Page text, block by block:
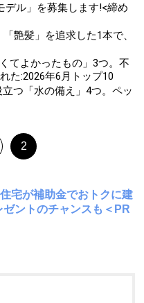
デル」を募集します!<締め
艶髪」を追求した1本で、
てよかったもの」3つ。不
た:2026年6月トップ10
つ「水の備え」4つ。ペッ
2
宅が補助金でおトクに建
ントのチャンスも＜PR